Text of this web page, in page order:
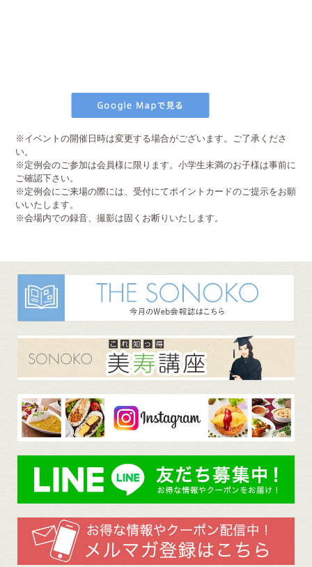
※イベントの開催日時は変更する場合がございます。ご了承くださ
い。
※定例会のご参加は会員様に限ります。小学生未満のお子様は事前に
ご確認下さい。
※定例会にご来場の際には、受付にてポイントカードのご提示をお願
いいたします。
※会場内での録音、撮影は固くお断りいたします。